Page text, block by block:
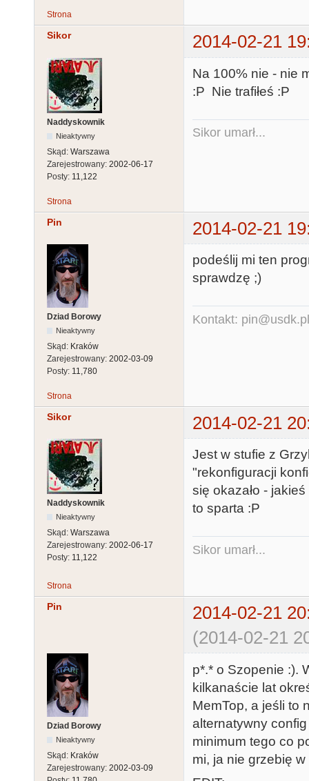
Strona
Sikor 2014-02-21
Naddyskownik
Nieaktywny
Skąd: Warszawa
Zarejestrowany: 2002-06-17
Posty: 11,122
Na 100% nie - nie
:P Nie trafiłeś :P
Sikor umarł...
Strona
Pin 2014-02-21
Dziad Borowy
Nieaktywny
Skąd: Kraków
Zarejestrowany: 2002-03-09
Posty: 11,780
podeślij mi ten
sprawdzę ;)
Kontakt: pin@usdk.pl
Strona
Sikor 2014-02-21
Naddyskownik
Nieaktywny
Skąd: Warszawa
Zarejestrowany: 2002-06-17
Posty: 11,122
Jest w stufie z
"rekonfiguracji
się okazało -
to sparta :P
Sikor umarł...
Strona
Pin
2014-02-21
(2014-02-21
Dziad Borowy
Nieaktywny
Skąd: Kraków
Zarejestrowany: 2002-03-09
p*.* o Szopenie :).
kilkanaście lat
MemTop, a jeśli to
alternatywny
minimum tego co
mi, ja nie grzebię